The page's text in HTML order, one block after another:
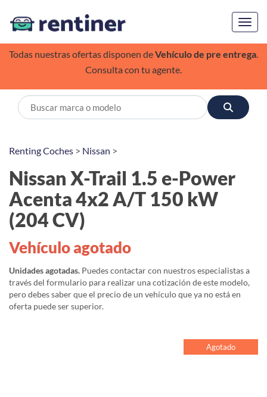
Todas nuestras ofertas disponen deVehículo de pre entrega.
Consulta con tu agente.
Renting Coches > Nissan >
Nissan X-Trail 1.5 e-Power
Acenta 4x2 A/T 150 kW
(204 CV)
Vehículo agotado
Unidades agotadas. Puedes contactar con nuestros especialistas a
través del formulario para realizar una cotización de este modelo,
pero debes saber que el precio de un vehículo que ya no está en
oferta puede ser superior.
Agotado